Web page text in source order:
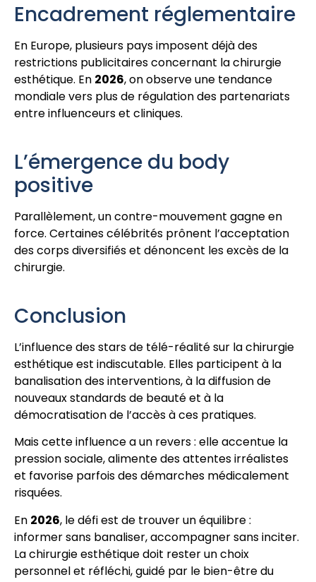
Encadrement réglementaire
En Europe, plusieurs pays imposent déjà des
restrictions publicitaires concernant la chirurgie
esthétique. En 2026, on observe une tendance
mondiale vers plus de régulation des partenariats
entre influenceurs et cliniques.
L’émergence du body
positive
Parallèlement, un contre-mouvement gagne en
force. Certaines célébrités prônent l’acceptation
des corps diversifiés et dénoncent les excès de la
chirurgie.
Conclusion
L’influence des stars de télé-réalité sur la chirurgie
esthétique est indiscutable. Elles participent à la
banalisation des interventions, à la diffusion de
nouveaux standards de beauté et à la
démocratisation de l’accès à ces pratiques.
Mais cette influence a un revers : elle accentue la
pression sociale, alimente des attentes irréalistes
et favorise parfois des démarches médicalement
risquées.
En 2026, le défi est de trouver un équilibre :
informer sans banaliser, accompagner sans inciter.
La chirurgie esthétique doit rester un choix
personnel et réfléchi, guidé par le bien-être du